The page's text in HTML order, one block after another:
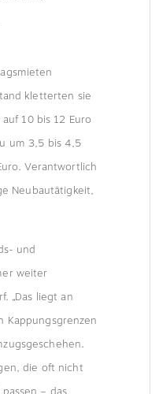
kletterten sie
10 bis 12 Euro
um 3,5 bis 4,5
Verantwortlich
Neubautätigkeit,
und
weiter
„Das liegt an
Kappungsgrenzen
die oft nicht